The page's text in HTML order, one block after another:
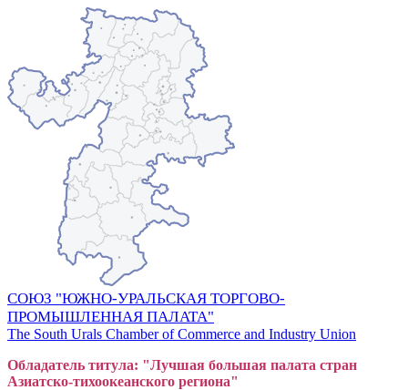
СОЮЗ "ЮЖНО-УРАЛЬСКАЯ ТОРГОВО-
ПРОМЫШЛЕННАЯ ПАЛАТА"
The South Urals Chamber of Commerce and Industry Union
Обладатель титула: "Лучшая большая палата стран
Азиатско-тихоокеанского региона"